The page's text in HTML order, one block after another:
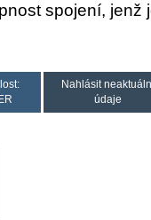
spojení, jenž
Nahlásit
údaje